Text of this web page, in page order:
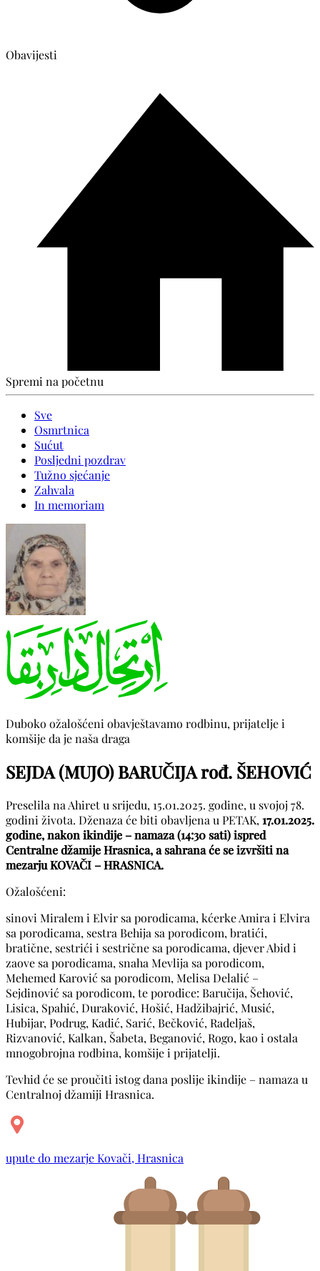
Obavijesti
Spremi na početnu
Sve
Osmrtnica
Sućut
Posljedni pozdrav
Tužno sjećanje
Zahvala
In memoriam
Duboko ožalošćeni obavještavamo rodbinu, prijatelje i
komšije da je naša draga
SEJDA (MUJO) BARUČIJA rođ. ŠEHOVIĆ
Preselila na Ahiret u srijedu, 15.01.2025. godine, u svojoj 78.
godini života. Dženaza će biti obavljena u PETAK, 17.01.2025.
godine, nakon ikindije – namaza (14:30 sati) ispred
Centralne džamije Hrasnica, a sahrana će se izvršiti na
mezarju KOVAČI – HRASNICA.
Ožalošćeni:
sinovi Miralem i Elvir sa porodicama, kćerke Amira i Elvira
sa porodicama, sestra Behija sa porodicom, bratići,
bratične, sestrići i sestrične sa porodicama, djever Abid i
zaove sa porodicama, snaha Mevlija sa porodicom,
Mehemed Karović sa porodicom, Melisa Delalić –
Sejdinović sa porodicom, te porodice: Baručija, Šehović,
Lisica, Spahić, Duraković, Hošić, Hadžibajrić, Musić,
Hubijar, Podrug, Kadić, Sarić, Bečković, Radeljaš,
Rizvanović, Kalkan, Šabeta, Beganović, Rogo, kao i ostala
mnogobrojna rodbina, komšije i prijatelji.
Tevhid će se proučiti istog dana poslije ikindije – namaza u
Centralnoj džamiji Hrasnica.
upute do mezarje Kovači, Hrasnica